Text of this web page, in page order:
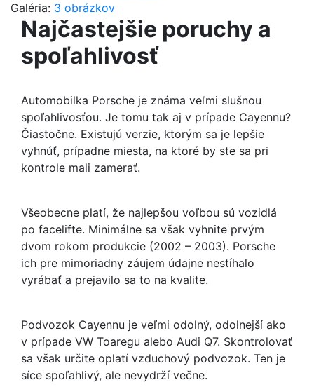
Galéria: 3 obrázkov
Najčastejšie poruchy a
spoľahlivosť
Automobilka Porsche je známa veľmi slušnou
spoľahlivosťou. Je tomu tak aj v prípade Cayennu?
Čiastočne. Existujú verzie, ktorým sa je lepšie
vyhnúť, prípadne miesta, na ktoré by ste sa pri
kontrole mali zamerať.
Všeobecne platí, že najlepšou voľbou sú vozidlá
po facelifte. Minimálne sa však vyhnite prvým
dvom rokom produkcie (2002 – 2003). Porsche
ich pre mimoriadny záujem údajne nestíhalo
vyrábať a prejavilo sa to na kvalite.
Podvozok Cayennu je veľmi odolný, odolnejší ako
v prípade VW Toaregu alebo Audi Q7. Skontrolovať
sa však určite oplatí vzduchový podvozok. Ten je
síce spoľahlivý, ale nevydrží večne.